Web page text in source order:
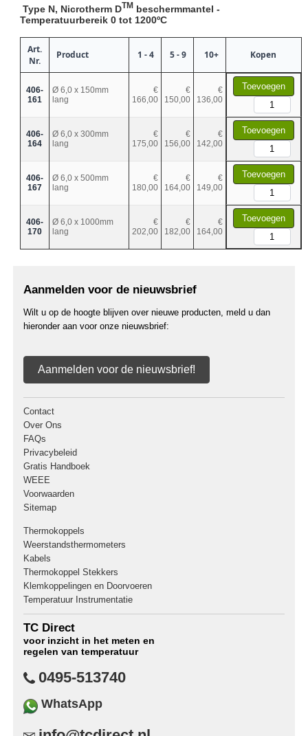
Type N, Nicrotherm DTMbeschermmantel -
Temperatuurbereik 0 tot 1200ºC
Art.
Nr.
Product 1 - 4 5 - 9 10+ Kopen
406-
161
Ø 6,0 x 150mm
lang
€
166,00
€
150,00
€
136,00
Toevoegen
406-
164
Ø 6,0 x 300mm
lang
€
175,00
€
156,00
€
142,00
Toevoegen
406-
167
Ø 6,0 x 500mm
lang
€
180,00
€
164,00
€
149,00
Toevoegen
406-
170
Ø 6,0 x 1000mm
lang
€
202,00
€
182,00
€
164,00
Toevoegen
Aanmelden voor de nieuwsbrief
Wilt u op de hoogte blijven over nieuwe producten, meld u dan
hieronder aan voor onze nieuwsbrief:
Aanmelden voor de nieuwsbrief!
Contact
Over Ons
FAQs
Privacybeleid
Gratis Handboek
WEEE
Voorwaarden
Sitemap
Thermokoppels
Weerstandsthermometers
Kabels
Thermokoppel Stekkers
Klemkoppelingen en Doorvoeren
Temperatuur Instrumentatie
TC Direct
voor inzicht in het meten en
regelen van temperatuur
0495-513740
WhatsApp